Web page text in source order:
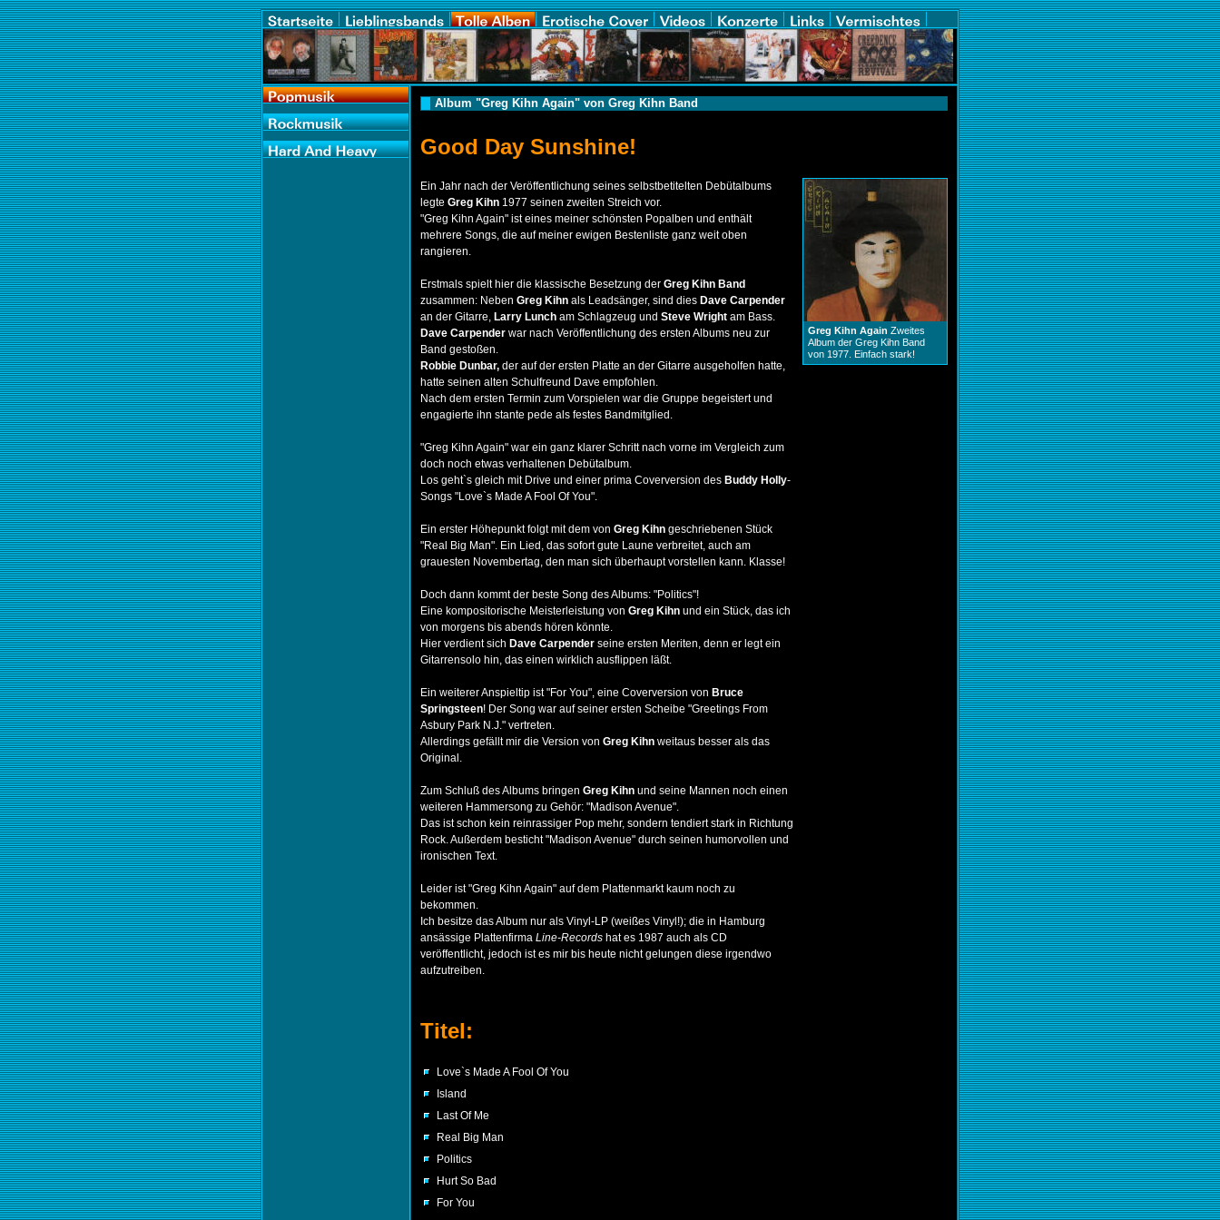
Album "Greg Kihn Again" von Greg Kihn Band
Good Day Sunshine!
Ein Jahr nach der Veröffentlichung seines selbstbetitelten Debütalbums
legte Greg Kihn 1977 seinen zweiten Streich vor.
"Greg Kihn Again" ist eines meiner schönsten Popalben und enthält
mehrere Songs, die auf meiner ewigen Bestenliste ganz weit oben
rangieren.
Erstmals spielt hier die klassische Besetzung der Greg Kihn Band
zusammen: Neben Greg Kihn als Leadsänger, sind dies Dave Carpender
an der Gitarre, Larry Lunch am Schlagzeug und Steve Wright am Bass.
Dave Carpender war nach Veröffentlichung des ersten Albums neu zur
Band gestoßen.
Robbie Dunbar, der auf der ersten Platte an der Gitarre ausgeholfen hatte,
hatte seinen alten Schulfreund Dave empfohlen.
Nach dem ersten Termin zum Vorspielen war die Gruppe begeistert und
engagierte ihn stante pede als festes Bandmitglied.
"Greg Kihn Again" war ein ganz klarer Schritt nach vorne im Vergleich zum
doch noch etwas verhaltenen Debütalbum.
Los geht`s gleich mit Drive und einer prima Coverversion des Buddy Holly-
Songs "Love`s Made A Fool Of You".
Ein erster Höhepunkt folgt mit dem von Greg Kihn geschriebenen Stück
"Real Big Man". Ein Lied, das sofort gute Laune verbreitet, auch am
grauesten Novembertag, den man sich überhaupt vorstellen kann. Klasse!
Doch dann kommt der beste Song des Albums: "Politics"!
Eine kompositorische Meisterleistung von Greg Kihn und ein Stück, das ich
von morgens bis abends hören könnte.
Hier verdient sich Dave Carpender seine ersten Meriten, denn er legt ein
Gitarrensolo hin, das einen wirklich ausflippen läßt.
Ein weiterer Anspieltip ist "For You", eine Coverversion von Bruce
Springsteen! Der Song war auf seiner ersten Scheibe "Greetings From
Asbury Park N.J." vertreten.
Allerdings gefällt mir die Version von Greg Kihn weitaus besser als das
Original.
Zum Schluß des Albums bringen Greg Kihn und seine Mannen noch einen
weiteren Hammersong zu Gehör: "Madison Avenue".
Das ist schon kein reinrassiger Pop mehr, sondern tendiert stark in Richtung
Rock. Außerdem besticht "Madison Avenue" durch seinen humorvollen und
ironischen Text.
Leider ist "Greg Kihn Again" auf dem Plattenmarkt kaum noch zu
bekommen.
Ich besitze das Album nur als Vinyl-LP (weißes Vinyl!); die in Hamburg
ansässige Plattenfirma Line-Records hat es 1987 auch als CD
veröffentlicht, jedoch ist es mir bis heute nicht gelungen diese irgendwo
aufzutreiben.
Greg Kihn Again Zweites
Album der Greg Kihn Band
von 1977. Einfach stark!
Titel:
Love`s Made A Fool Of You
Island
Last Of Me
Real Big Man
Politics
Hurt So Bad
For You